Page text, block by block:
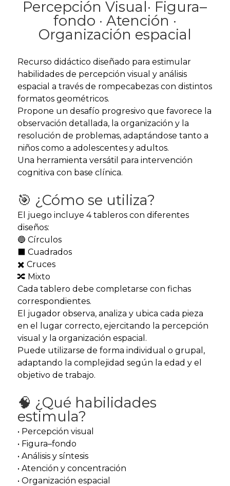
Percepción Visual· Figura–
fondo · Atención ·
Organización espacial
Recurso didáctico diseñado para estimular
habilidades de percepción visual y análisis
espacial a través de rompecabezas con distintos
formatos geométricos.
Propone un desafío progresivo que favorece la
observación detallada, la organización y la
resolución de problemas, adaptándose tanto a
niños como a adolescentes y adultos.
Una herramienta versátil para intervención
cognitiva con base clínica.
🎯 ¿Cómo se utiliza?
El juego incluye 4 tableros con diferentes
diseños:
🔵 Círculos
⬛ Cuadrados
✖️ Cruces
🔀 Mixto
Cada tablero debe completarse con fichas
correspondientes.
El jugador observa, analiza y ubica cada pieza
en el lugar correcto, ejercitando la percepción
visual y la organización espacial.
Puede utilizarse de forma individual o grupal,
adaptando la complejidad según la edad y el
objetivo de trabajo.
🧠 ¿Qué habilidades
estimula?
• Percepción visual
• Figura–fondo
• Análisis y síntesis
• Atención y concentración
• Organización espacial